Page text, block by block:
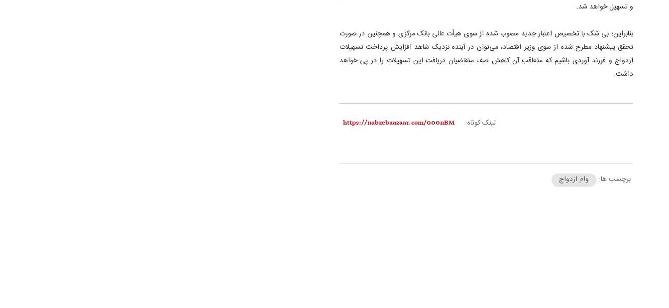
و تسهیل خواهد شد.
بنابراین؛ بی شک با تخصیص اعتبار جدید مصوب شده از سوی هیأت عالی بانک مرکزی و همچنین در صورت
تحقق پیشنهاد مطرح شده از سوی وزیر اقتصاد، می‌توان در آینده نزدیک شاهد افزایش پرداخت تسهیلات
ازدواج و فرزند آوردی باشیم که متعاقب آن کاهش صف متقاضیان دریافت این تسهیلات را در پی خواهد
داشت.
لینک کوتاه:
برچسب ها: وام ازدواج